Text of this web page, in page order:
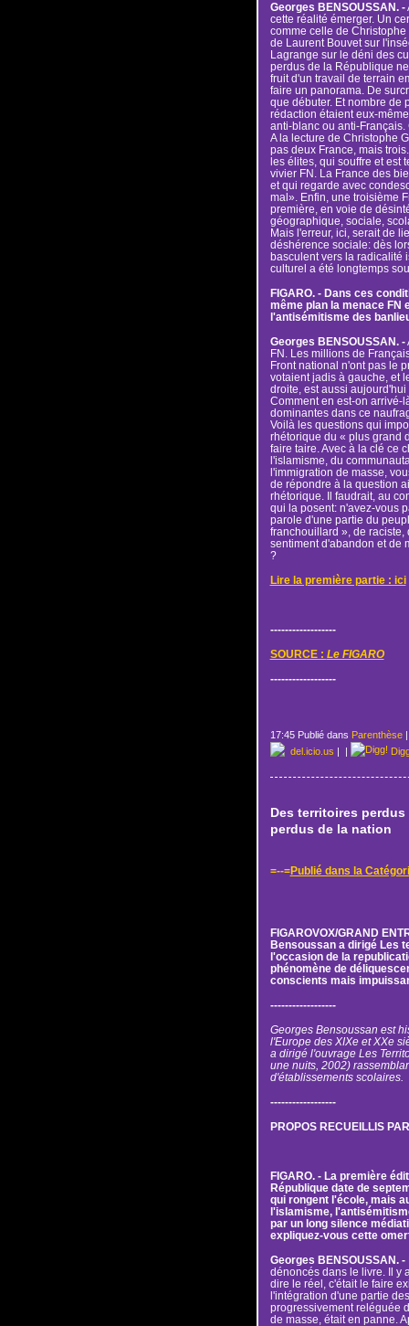
Georges BENSOUSSAN. -
cette réalité émerger. Un
comme celle de
de Laurent Bouvet sur
Lagrange sur le déni des
perdus de la République
fruit d'un travail de terrain
faire un panorama. De
que débuter. Et nombre de
rédaction étaient eux-
anti-blanc ou anti-
A la lecture de Christophe
pas deux France, mais
les élites, qui souffre et est
vivier FN. La France des
et qui regarde avec
mal». Enfin, une troisième
première, en voie de
géographique, sociale,
Mais l'erreur, ici, serait de
déshérence sociale: dès
basculent vers la radicalité
culturel a été longtemps
FIGARO. - Dans ces
même plan la menace FN
l'antisémitisme des
Georges BENSOUSSAN. -
FN. Les millions de
Front national n'ont pas le
votaient jadis à gauche, et
droite, est aussi
Comment en est-on arrivé-
dominantes dans ce
Voilà les questions qui
rhétorique du « plus grand
faire taire. Avec à la clé ce
l'islamisme, du
l'immigration de masse,
de répondre à la question
rhétorique. Il faudrait, au
qui la posent: n'avez-vous
parole d'une partie du
franchouillard », de raciste,
sentiment d'abandon et de
?
Lire la première partie : ici
------------------
SOURCE : Le FIGARO
------------------
17:45 Publié dans Parenthèse
del.icio.us | |
Des territoires
perdus de la nation
=--=Publié dans la
FIGAROVOX/GRAND
Bensoussan a dirigé Les
l'occasion de la
phénomène de
conscients mais
------------------
Georges Bensoussan est
l'Europe des XIXe et XXe
a dirigé l'ouvrage Les
une nuits, 2002)
d'établissements scolaires.
------------------
PROPOS RECUEILLIS
FIGARO. - La première
République date de
qui rongent l'école, mais
l'islamisme,
par un long silence
expliquez-vous cette
Georges BENSOUSSAN. -
dénoncés dans le livre. Il y
dire le réel, c'était le faire
l'intégration d'une partie
progressivement reléguée
de masse, était en panne.